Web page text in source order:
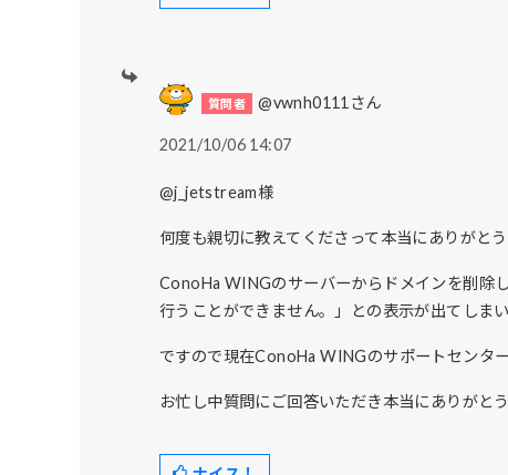
@vwnh0111さん
2021/10/06 14:07
@j_jetstream様
何度も親切に教えてくださって本当にありがと
ConoHa WINGのサーバーからドメインを削除
行うことができません。」との表示が出てしま
ですので現在ConoHa WINGのサポートセンタ
お忙し中質問にご回答いただき本当にありがと